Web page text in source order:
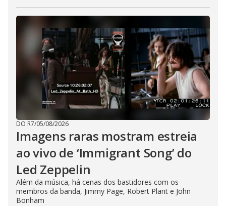
DO R7/05/08/2026
Imagens raras mostram estreia
ao vivo de ‘Immigrant Song’ do
Led Zeppelin
Além da música, há cenas dos bastidores com os
membros da banda, Jimmy Page, Robert Plant e John
Bonham